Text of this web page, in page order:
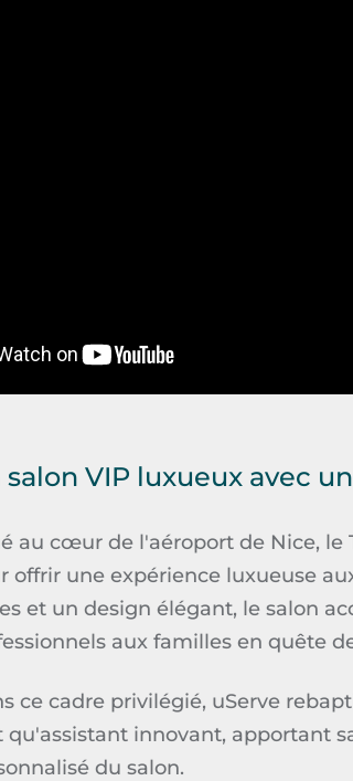
salon VIP luxueux avec
au cœur de l'aéroport de Nice, le
offrir une expérience luxueuse
et un design élégant, le salon
aux familles en quête
ce cadre privilégié, uServe
qu'assistant innovant, apportant
du salon.